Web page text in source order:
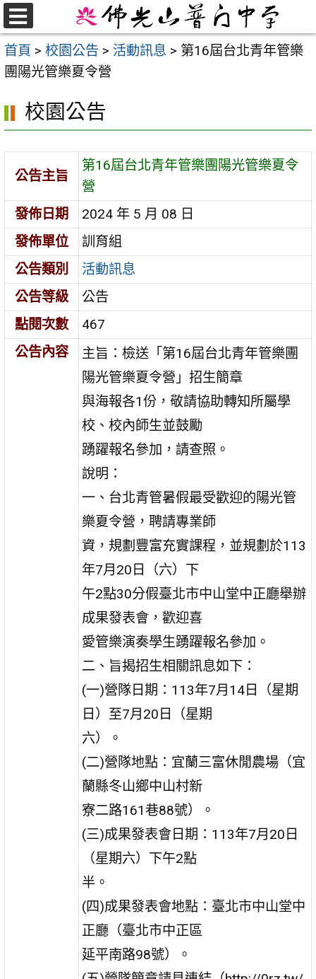
跳
至
主
要
首頁 > 校園公告 > 活動訊息 > 第16屆台北青年管樂
團陽光管樂夏令營
校園公告
公告主旨
第16屆台北青年管樂團陽光管樂夏令
營
發佈日期
2024 年 5 月 08 日
發佈單位
訓育組
公告類別
活動訊息
公告等級
公告
點閱次數
467
公告內容
主旨：檢送「第16屆台北青年管樂團
陽光管樂夏令營」招生簡章
與海報各1份，敬請協助轉知所屬學
校、校內師生並鼓勵
踴躍報名參加，請查照。
說明：
一、台北青管暑假最受歡迎的陽光管
樂夏令營，聘請專業師
資，規劃豐富充實課程，並規劃於113
年7月20日（六）下
午2點30分假臺北市中山堂中正廳舉辦
成果發表會，歡迎喜
愛管樂演奏學生踴躍報名參加。
二、旨揭招生相關訊息如下：
(一)營隊日期：113年7月14日（星期
日）至7月20日（星期
六）。
(二)營隊地點：宜蘭三富休閒農場（宜
蘭縣冬山鄉中山村新
寮二路161巷88號）。
(三)成果發表會日期：113年7月20日
（星期六）下午2點
半。
(四)成果發表會地點：臺北市中山堂中
正廳（臺北市中正區
延平南路98號）。
選
單